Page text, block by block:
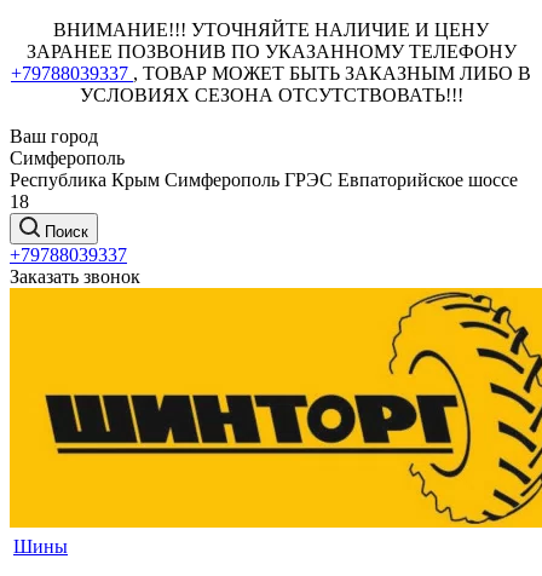
ВНИМАНИЕ!!! УТОЧНЯЙТЕ НАЛИЧИЕ И ЦЕНУ
ЗАРАНЕЕ ПОЗВОНИВ ПО УКАЗАННОМУ ТЕЛЕФОНУ
+79788039337 , ТОВАР МОЖЕТ БЫТЬ ЗАКАЗНЫМ ЛИБО В
УСЛОВИЯХ СЕЗОНА ОТСУТСТВОВАТЬ!!!
Ваш город
Симферополь
Республика Крым Симферополь ГРЭС Евпаторийское шоссе
18
Поиск
+79788039337
Заказать звонок
Шины